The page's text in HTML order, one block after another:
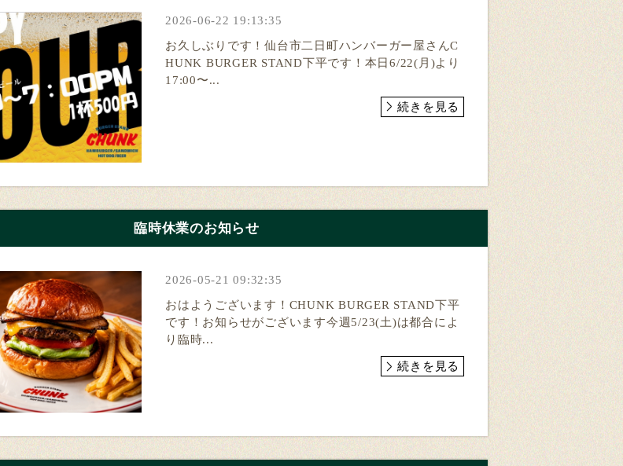
2026-06-22 19:13:35
お久しぶりです！仙台市二日町ハンバーガー屋さんC
HUNK BURGER STAND下平です！本日6/22(月)より
17:00〜...
続きを見る
臨時休業のお知らせ
2026-05-21 09:32:35
おはようございます！CHUNK BURGER STAND下平
です！お知らせがございます今週5/23(土)は都合によ
り臨時...
続きを見る